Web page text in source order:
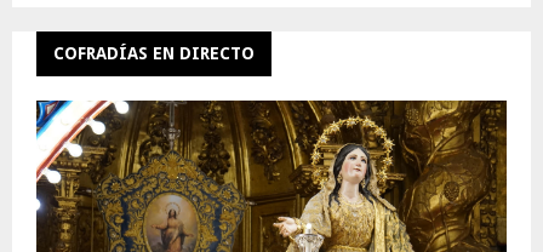
COFRADÍAS EN DIRECTO